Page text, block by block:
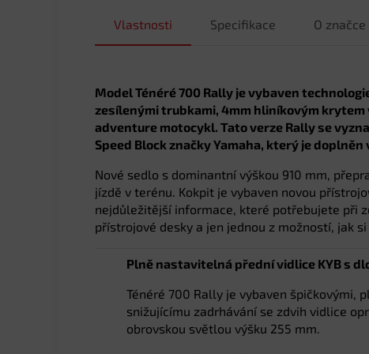
Vlastnosti Specifikace O značce
Model Ténéré 700 Rally je vybaven
zesílenými trubkami, 4mm hliníkovým
adventure motocykl. Tato verze Rally se
Speed Block značky Yamaha, který je
Nové sedlo s dominantní výškou 910 mm,
jízdě v terénu. Kokpit je vybaven novou
nejdůležitější informace, které potřebujete při
přístrojové desky a jen jednou z možností, jak
Plně nastavitelná přední vidlice KYB s
Ténéré 700 Rally je vybaven špičkovými,
snižujícímu zadrhávání se zdvih vidlice
obrovskou světlou výšku 255 mm.